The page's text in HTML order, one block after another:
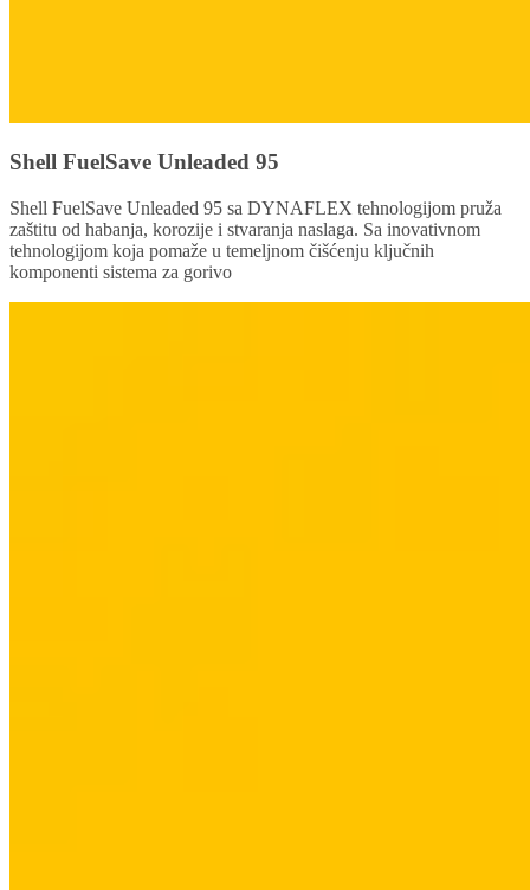
Shell FuelSave Unleaded 95
Shell FuelSave Unleaded 95 sa DYNAFLEX tehnologijom pruža
zaštitu od habanja, korozije i stvaranja naslaga. Sa inovativnom
tehnologijom koja pomaže u temeljnom čišćenju ključnih
komponenti sistema za gorivo